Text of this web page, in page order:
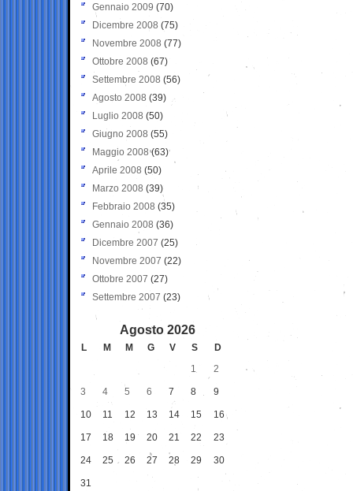
Gennaio 2009 (70)
Dicembre 2008 (75)
Novembre 2008 (77)
Ottobre 2008 (67)
Settembre 2008 (56)
Agosto 2008 (39)
Luglio 2008 (50)
Giugno 2008 (55)
Maggio 2008(63)
Aprile 2008 (50)
Marzo 2008 (39)
Febbraio 2008 (35)
Gennaio 2008 (36)
Dicembre 2007 (25)
Novembre 2007 (22)
Ottobre 2007 (27)
Settembre 2007 (23)
Agosto 2026
L M M G V S
D
1
2
3 4 5 6 7 8 9
10 11 12 13 14 15 16
17 18 19 20 21 22 23
24 25 26 27 28 29 30
31